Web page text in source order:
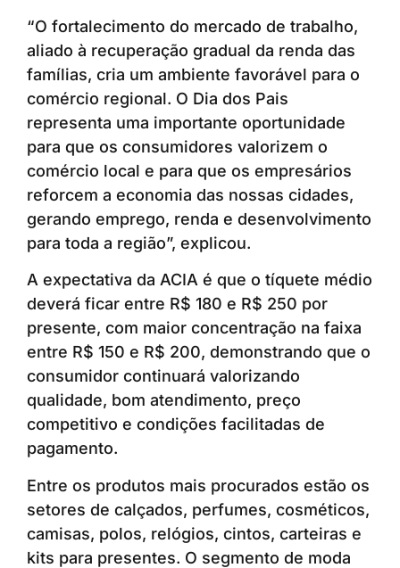
“O fortalecimento do mercado de trabalho,
aliado à recuperação gradual da renda das
famílias, cria um ambiente favorável para o
comércio regional. O Dia dos Pais
representa uma importante oportunidade
para que os consumidores valorizem o
comércio local e para que os empresários
reforcem a economia das nossas cidades,
gerando emprego, renda e desenvolvimento
para toda a região”, explicou.
A expectativa da ACIA é que o tíquete médio
deverá ficar entre R$ 180 e R$ 250 por
presente, com maior concentração na faixa
entre R$ 150 e R$ 200, demonstrando que o
consumidor continuará valorizando
qualidade, bom atendimento, preço
competitivo e condições facilitadas de
pagamento.
Entre os produtos mais procurados estão os
setores de calçados, perfumes, cosméticos,
camisas, polos, relógios, cintos, carteiras e
kits para presentes. O segmento de moda